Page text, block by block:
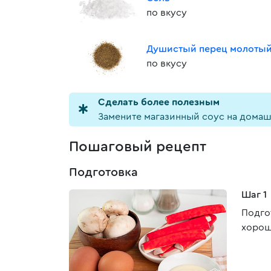
по вкусу
Душистый перец
по вкусу
Cделать более полезным
Замените магазинный соус на
Пошаговый рецепт
Подготовка
Шаг 1